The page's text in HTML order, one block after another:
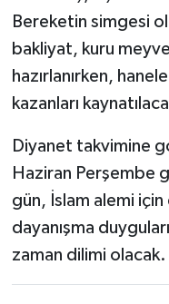
Bereketin simgesi
bakliyat, kuru
hazırlanırken,
kazanları
Diyanet takvimine
Haziran Perşembe
gün, İslam alemi
dayanışma
zaman dilimi olacak.